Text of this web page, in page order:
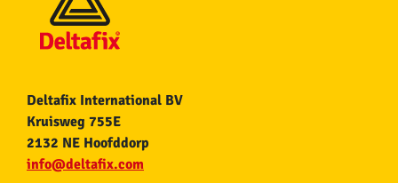
Deltafix International BV
Kruisweg 755E
2132 NE Hoofddorp
info@deltafix.com